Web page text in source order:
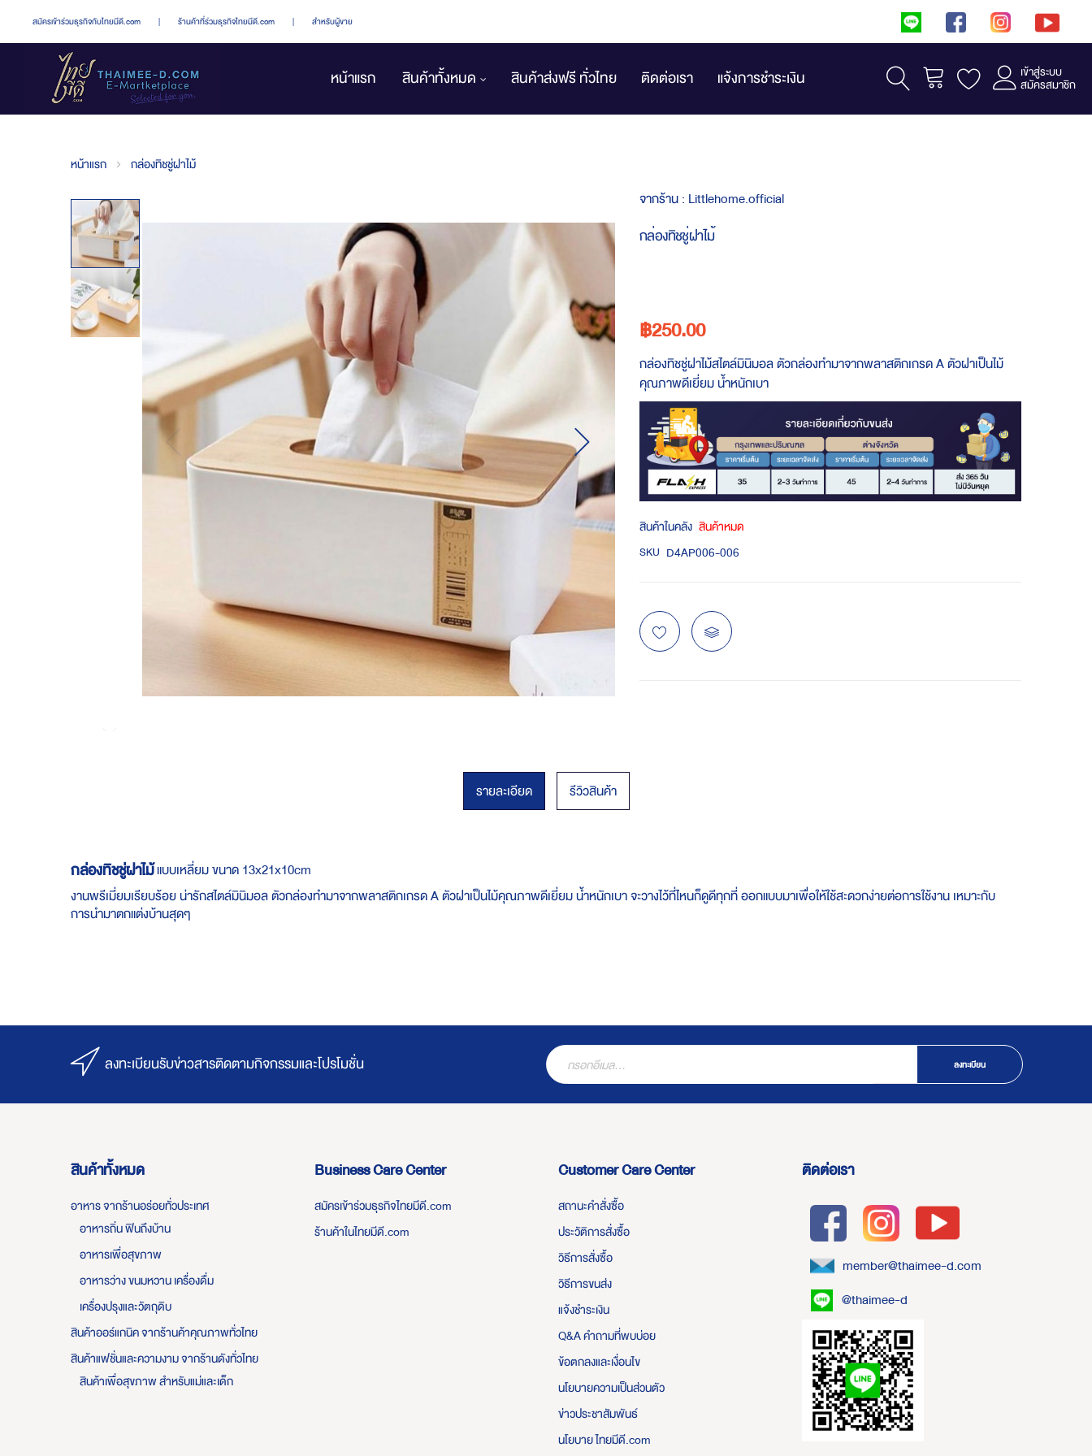
สมัครเข้าร่วมธุรกิจกับไทยมีดี.com | ร้านค้าที่ร่วมธุรกิจไทยมีดี.com | สำหรับผู้ขาย
หน้าแรก สินค้าทั้งหมด สินค้าส่งฟรี ทั่วไทย ติดต่อเรา แจ้งการชำระเงิน รถเข็น เข้าสู่ระบบ
สมัครสมาชิก
หน้าแรก กล่องทิชชู่ฝาไม้
Skip
to
the
of
the
images
gallery
gallery
จากร้าน : Littlehome.official
กล่องทิชชู่ฝาไม้
฿250.00
กล่องทิชชู่ฝาไม้สไตล์มินิมอล ตัวกล่องทำมาจากพลาสติกเกรด A ตัวฝาเป็นไม้
คุณภาพดีเยี่ยม น้ำหนักเบา
สินค้าในคลัง สินค้าหมด
SKU D4AP006-006
รายละเอียด
กล่องทิชชู่ฝาไม้แบบเหลี่ยม ขนาด 13x21x10cm
งานพรีเมี่ยมเรียบร้อย น่ารักสไตล์มินิมอล ตัวกล่องทำมาจากพลาสติกเกรด A ตัวฝาเป็นไม้คุณภาพดีเยี่ยม น้ำหนักเบา จะวางไว้ที่ไหนก็ดูดีทุกที่ ออกแบบมาเพื่อให้ใช้สะดวกง่ายต่อการใช้งาน เหมาะกับ
การนำมาตกแต่งบ้านสุดๆ
รีวิวสินค้า
ลงทะเบียนรับข่าวสารติดตามกิจกรรมและโปรโมชั่น ลงทะเบียน
สินค้าทั้งหมด
อาหาร จากร้านอร่อยทั่วประเทศ
อาหารถิ่น ฟินถึงบ้าน
อาหารเพื่อสุขภาพ
อาหารว่าง ขนมหวาน เครื่องดื่ม
เครื่องปรุงและวัตถุดิบ
สินค้าออร์แกนิค จากร้านค้าคุณภาพทั่วไทย
สินค้าแฟชั่นและความงาม จากร้านดังทั่วไทย
สินค้าเพื่อสุขภาพ สำหรับแม่และเด็ก
Business Care Center
สมัครเข้าร่วมธุรกิจไทยมีดี.com
ร้านค้าในไทยมีดี.com
Customer Care Center
สถานะคำสั่งซื้อ
ประวัติการสั่งซื้อ
วิธีการสั่งซื้อ
วิธีการขนส่ง
แจ้งชำระเงิน
Q&A คำถามที่พบบ่อย
ข้อตกลงและเงื่อนไข
นโยบายความเป็นส่วนตัว
ข่าวประชาสัมพันธ์
นโยบาย ไทยมีดี.com
ติดต่อเรา
member@thaimee-d.com
@thaimee-d